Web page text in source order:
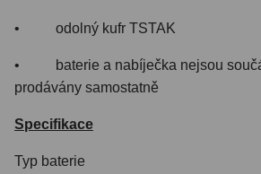
• odolný kufr TSTAK
• baterie a nabíječka nejsou
prodávány samostatně
Specifikace
Typ